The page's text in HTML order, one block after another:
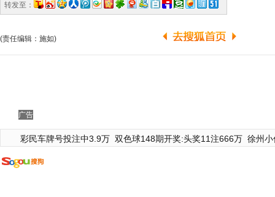
转发至：
(责任编辑：施如)
广告
彩民车牌号投注中3.9万 双色球148期开奖:头奖11注666万 徐州